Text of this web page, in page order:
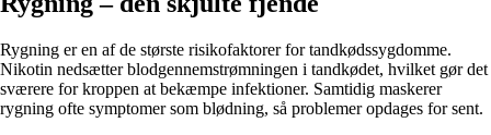
Rygning er en af de største risikofaktorer for tandkødssygdomme.
Nikotin nedsætter blodgennemstrømningen i tandkødet, hvilket gør det
sværere for kroppen at bekæmpe infektioner. Samtidig maskerer
rygning ofte symptomer som blødning, så problemer opdages for sent.